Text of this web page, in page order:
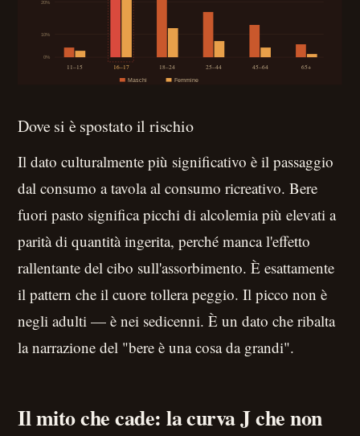
Dove si è spostato il rischio
Il dato culturalmente più significativo è il passaggio
dal consumo a tavola al consumo ricreativo. Bere
fuori pasto significa picchi di alcolemia più elevati a
parità di quantità ingerita, perché manca l'effetto
rallentante del cibo sull'assorbimento. È esattamente
il pattern che il cuore tollera peggio. Il picco non è
negli adulti — è nei sedicenni. È un dato che ribalta
la narrazione del "bere è una cosa da grandi".
Il mito che cade: la curva J che non